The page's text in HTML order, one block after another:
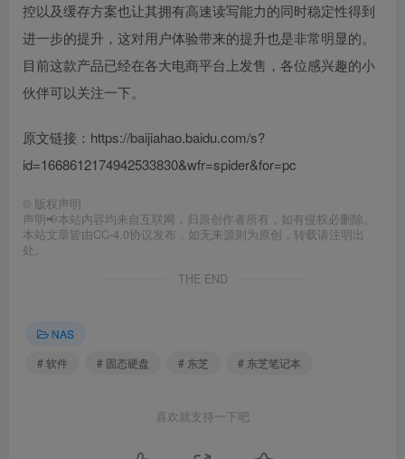
控以及缓存方案也让其拥有高速读写能力的同时稳定性得到
进一步的提升，这对用户体验带来的提升也是非常明显的。
目前这款产品已经在各大电商平台上发售，各位感兴趣的小
伙伴可以关注一下。
原文链接：https://baijiahao.baidu.com/s?
id=1668612174942533830&wfr=spider&for=pc
© 版权声明
声明📢本站内容均来自互联网，归原创作者所有，如有侵权必删除。
本站文章皆由CC-4.0协议发布，如无来源则为原创，转载请注明出
处。
THE END
NAS
# 软件
# 固态硬盘 # 东芝 # 东芝笔记本
喜欢就支持一下吧